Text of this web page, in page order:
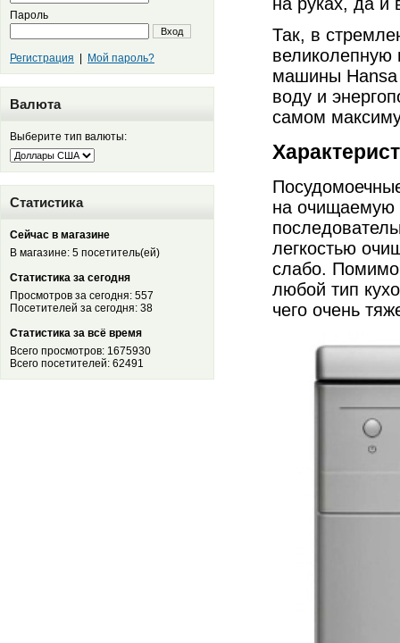
Пароль
Вход
Регистрация Мой пароль?
Валюта
Выберите тип валюты:
Статистика
Сейчас в магазине
В магазине: 5 посетитель(ей)
Статистика за сегодня
Просмотров за сегодня: 557
Посетителей за сегодня: 38
Статистика за всё время
Всего просмотров: 1675930
Всего посетителей: 62491
Так, в
машины Hansa
воду и
самом
на очищаемую
легкостью
слабо.
любой тип
чего очень